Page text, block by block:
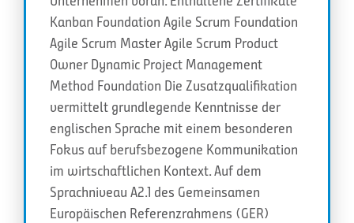
Kanban Foundation Agile Scrum Foundation
Agile Scrum Master Agile Scrum Product
Owner Dynamic Project Management
Method Foundation Die Zusatzqualifikation
vermittelt grundlegende Kenntnisse der
englischen Sprache mit einem besonderen
Fokus auf berufsbezogene Kommunikation
im wirtschaftlichen Kontext. Auf dem
Sprachniveau A2.1 des Gemeinsamen
Europäischen Referenzrahmens (GER)